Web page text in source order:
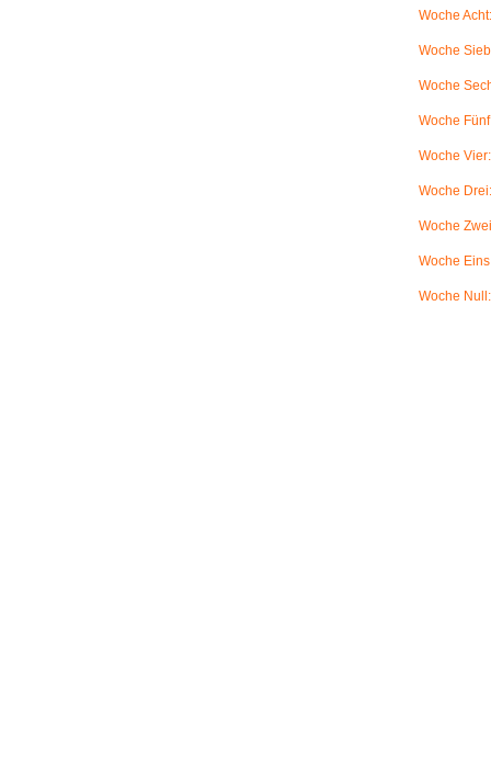
Woche
Woche
Woche
Woche
Woche
Woche
Woche
Woche
Woche